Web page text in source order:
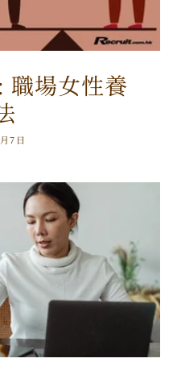
場女性養
7日